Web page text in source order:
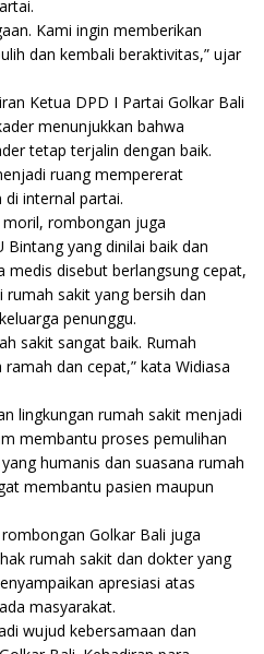
Kami ingin memberikan
dan kembali beraktivitas,” ujar
Ketua DPD I Partai Golkar Bali
menunjukkan bahwa
tetap terjalin dengan baik.
ruang mempererat
internal partai.
rombongan juga
Bintang yang dinilai baik dan
medis disebut berlangsung cepat,
sakit yang bersih dan
penunggu.
sakit sangat baik. Rumah
dan cepat,” kata Widiasa
lingkungan rumah sakit menjadi
membantu proses pemulihan
humanis dan suasana rumah
membantu pasien maupun
Golkar Bali juga
rumah sakit dan dokter yang
apresiasi atas
masyarakat.
wujud kebersamaan dan